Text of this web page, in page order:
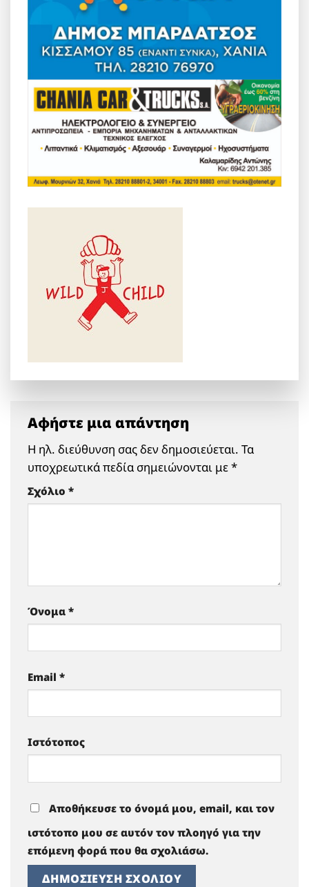
Αφήστε μια απάντηση
Η ηλ. διεύθυνση σας δεν δημοσιεύεται. Τα
υποχρεωτικά πεδία σημειώνονται με*
Σχόλιο *
Όνομα *
Email *
Ιστότοπος
Αποθήκευσε το όνομά μου, email, και τον
ιστότοπο μου σε αυτόν τον πλοηγό για την
επόμενη φορά που θα σχολιάσω.